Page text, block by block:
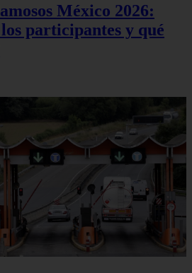
México 2026:
participantes y qué